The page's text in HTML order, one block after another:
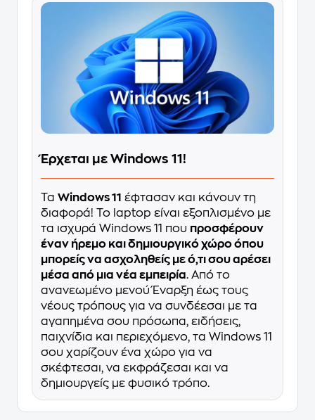
Έρχεται με Windows 11!
Τα Windows 11 έφτασαν και κάνουν τη
διαφορά! Το laptop είναι εξοπλισμένο με
τα ισχυρά Windows 11 που προσφέρουν
έναν ήρεμο και δημιουργικό χώρο όπου
μπορείς να ασχοληθείς με ό,τι σου αρέσει
μέσα από μια νέα εμπειρία. Από το
ανανεωμένο μενού Έναρξη έως τους
νέους τρόπους για να συνδέεσαι με τα
αγαπημένα σου πρόσωπα, ειδήσεις,
παιχνίδια και περιεχόμενο, τα Windows 11
σου χαρίζουν ένα χώρο για να
σκέφτεσαι, να εκφράζεσαι και να
δημιουργείς με φυσικό τρόπο.